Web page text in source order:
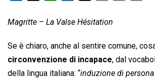
c
b
o
o
a
s
A
p
n
e
d
I
r
a
d
s
a
l
L
i
n
t
Magritte – La Valse Hésitation
Se è chiaro, anche al sentire comune,
circonvenzione di incapace, dal
della lingua italiana: “induzione di